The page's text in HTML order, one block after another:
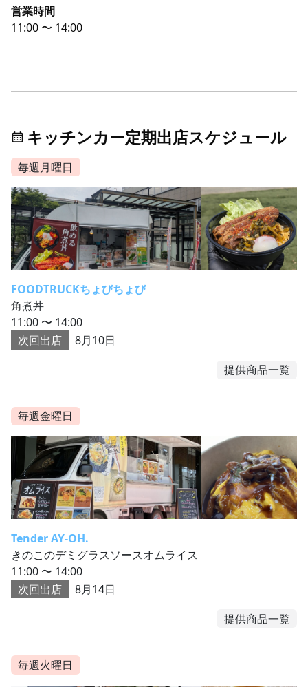
営業時間
11:00 〜 14:00
キッチンカー定期出店スケジュール
毎週月曜日
FOODTRUCKちょびちょび
角煮丼
11:00 〜 14:00
次回出店
8月10日
提供商品一覧
毎週金曜日
Tender AY-OH.
きのこのデミグラスソースオムライス
11:00 〜 14:00
次回出店
8月14日
提供商品一覧
毎週火曜日